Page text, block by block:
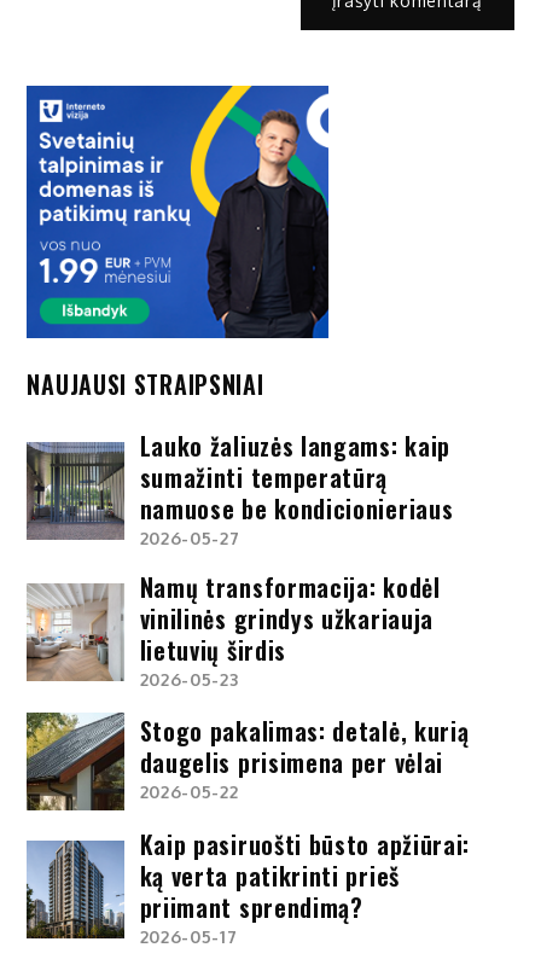
NAUJAUSI STRAIPSNIAI
Lauko žaliuzės langams: kaip
sumažinti temperatūrą
namuose be kondicionieriaus
2026-05-27
Namų transformacija: kodėl
vinilinės grindys užkariauja
lietuvių širdis
2026-05-23
Stogo pakalimas: detalė, kurią
daugelis prisimena per vėlai
2026-05-22
Kaip pasiruošti būsto apžiūrai:
ką verta patikrinti prieš
priimant sprendimą?
2026-05-17